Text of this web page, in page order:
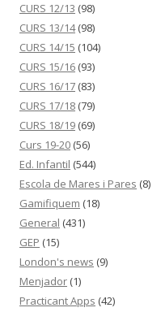
CURS 12/13 (98)
CURS 13/14(98)
CURS 14/15 (104)
CURS 15/16 (93)
CURS 16/17 (83)
CURS 17/18 (79)
CURS 18/19 (69)
Curs 19-20 (56)
Ed. Infantil (544)
Escola de Mares i Pares (8)
Gamifiquem (18)
General (431)
GEP (15)
London's news (9)
Menjador (1)
Practicant Apps (42)